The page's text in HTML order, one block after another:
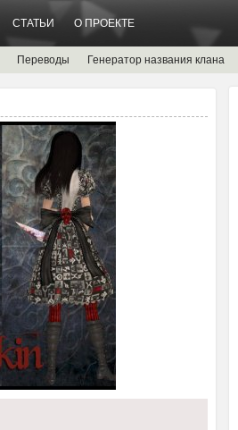
СТАТЬИ О ПРОЕКТЕ
Переводы Генератор названия клана